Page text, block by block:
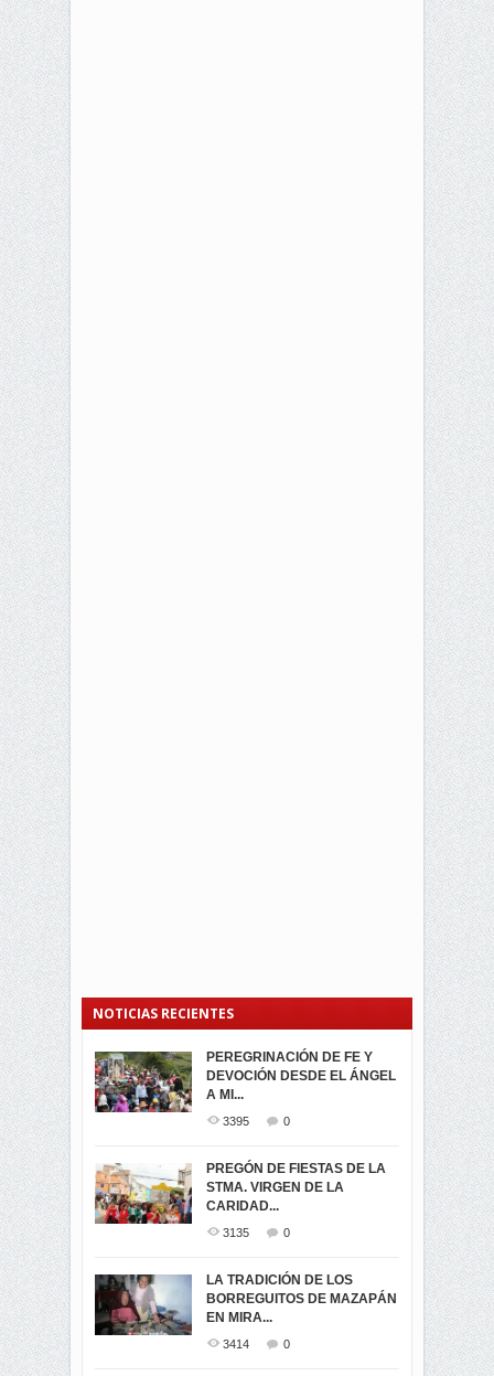
NOTICIAS RECIENTES
PEREGRINACIÓN DE FE Y
DEVOCIÓN DESDE EL ÁNGEL
A MI...
3395 0
PREGÓN DE FIESTAS DE LA
STMA. VIRGEN DE LA
CARIDAD...
3135 0
LA TRADICIÓN DE LOS
BORREGUITOS DE MAZAPÁN
EN MIRA...
3414 0
PROCESIÓN DE LA VIRGEN
DE LA CARIDAD 2024
3062
-ENCENDIDO DEL ARBOL DE
...
MIRA
SEGUNDA VUELTA
ELECCIONES
PRESIDENCIALES 2023 EN
M...
ELECCION CRUCIAL:
SEGUNDA VUELTA
PRESIDENCIAL EL 1...
VIRTUALES ASAMBLEISTAS
POR LA PROVINCIA DEL
CARCHI...